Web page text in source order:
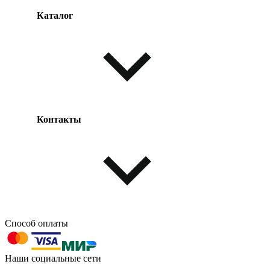
Таблица размеров
Каталог
Контакты
603004, г. Нижний Новгород, проспект Ленина, д. 95
Способ оплаты
Наши социальные сети